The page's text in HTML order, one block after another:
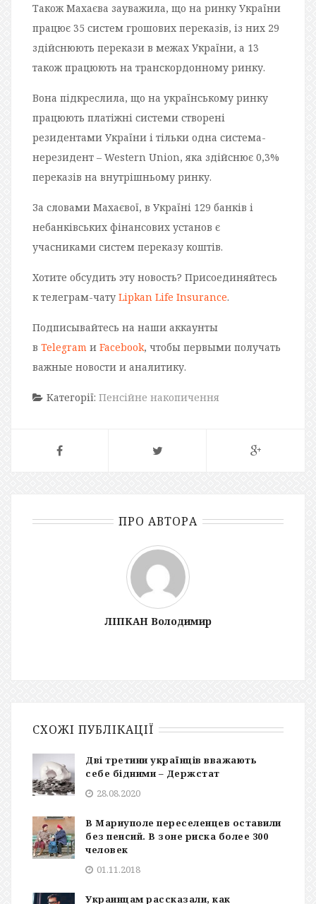
Також Махаєва зауважила, що на ринку України
працює 35 систем грошових переказів, із них 29
здійснюють перекази в межах України, а 13
також працюють на транскордонному ринку.
Вона підкреслила, що на українському ринку
працюють платіжні системи створені
резидентами України і тільки одна система-
нерезидент – Western Union, яка здійснює 0,3%
переказів на внутрішньому ринку.
За словами Махаєвої, в Україні 129 банків і
небанківських фінансових установ є
учасниками систем переказу коштів.
Хотите обсудить эту новость? Присоединяйтесь
к телеграм-чату Lipkan Life Insurance.
Подписывайтесь на наши аккаунты
в Telegram и Facebook, чтобы первыми получать
важные новости и аналитику.
Категорії: Пенсійне накопичення
ПРО АВТОРА
ЛІПКАН Володимир
СХОЖІ ПУБЛІКАЦІЇ
Дві третини українців вважають
себе бідними – Держстат
28.08.2020
В Мариуполе переселенцев оставили
без пенсий. В зоне риска более 300
человек
01.11.2018
Украинцам рассказали, как